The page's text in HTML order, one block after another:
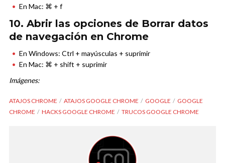
En Mac: ⌘ + f
10. Abrir las opciones de Borrar datos
de navegación en Chrome
En Windows: Ctrl + mayúsculas + suprimir
En Mac: ⌘ + shift + suprimir
Imágenes:
ATAJOS CHROME ATAJOS GOOGLE CHROME GOOGLE
GOOGLE
CHROME
HACKS GOOGLE CHROME TRUCOS GOOGLE CHROME